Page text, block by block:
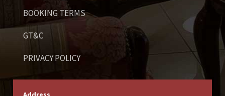
BOOKING TERMS
GT&C
PRIVACY POLICY